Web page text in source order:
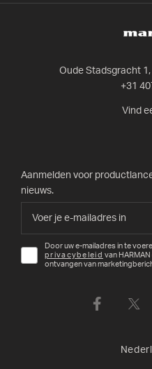
Oude Stadsgracht
+31
Vind
Aanmelden voor
nieuws.
Door uw e-mailadres in te
privacybeleid van
ontvangen van